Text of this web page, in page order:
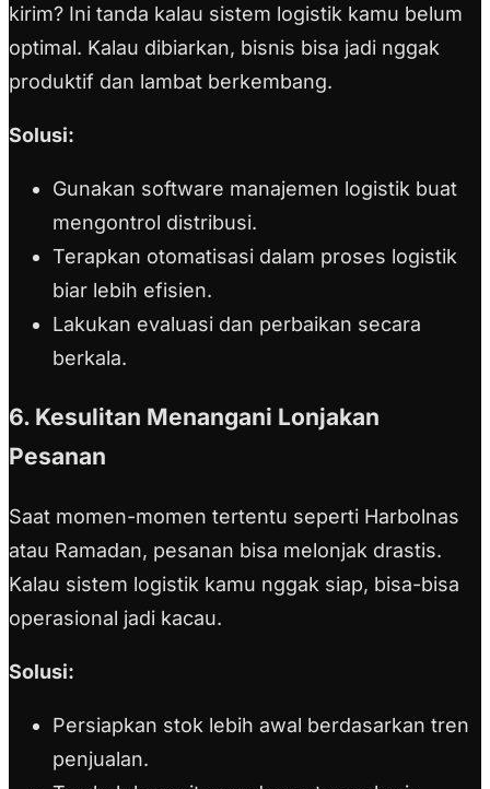
kirim? Ini tanda kalau sistem logistik kamu belum
optimal. Kalau dibiarkan, bisnis bisa jadi nggak
produktif dan lambat berkembang.
Solusi:
Gunakan software manajemen logistik buat
mengontrol distribusi.
Terapkan otomatisasi dalam proses logistik
biar lebih efisien.
Lakukan evaluasi dan perbaikan secara
berkala.
6. Kesulitan Menangani Lonjakan
Pesanan
Saat momen-momen tertentu seperti Harbolnas
atau Ramadan, pesanan bisa melonjak drastis.
Kalau sistem logistik kamu nggak siap, bisa-bisa
operasional jadi kacau.
Solusi:
Persiapkan stok lebih awal berdasarkan tren
penjualan.